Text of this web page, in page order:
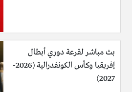
بث مباشر لقرعة دوري أبطال
إفريقيا وكأس الكونفدرالية (2026-
2027)